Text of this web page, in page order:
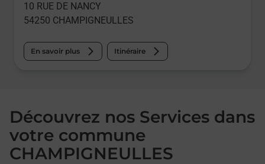
10 RUE DE NANCY
54250 CHAMPIGNEULLES
En savoir plus Itinéraire
Découvrez nos Services dans
votre commune
CHAMPIGNEULLES